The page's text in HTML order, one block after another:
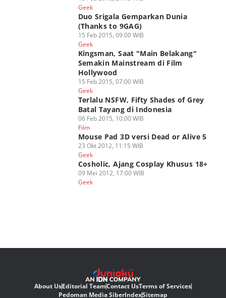
Geek
Duo Srigala Gemparkan Dunia
(Thanks to 9GAG)
15 Feb 2015, 09:00 WIB
Geek
Kingsman, Saat "Main Belakang"
Semakin Mainstream di Film
Hollywood
15 Feb 2015, 07:00 WIB
Geek
Terlalu NSFW, Fifty Shades of Grey
Batal Tayang di Indonesia
06 Feb 2015, 10:00 WIB
Film
Mouse Pad 3D versi Dead or Alive 5
23 Okt 2012, 11:15 WIB
Geek
Cosholic, Ajang Cosplay Khusus 18+
09 Mei 2012, 17:00 WIB
Geek
About UsEditorial TeamContact UsTerms of Services
Pedoman Media SiberIndexSitemap